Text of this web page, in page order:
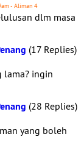
- Aliman 4
dlm masa
(17 Replies)
lama? ingin
(28 Replies)
yang boleh